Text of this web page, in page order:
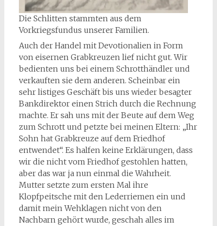
Die Schlitten stammten aus dem
Vorkriegsfundus unserer Familien.
Auch der Handel mit Devotionalien in Form
von eisernen Grabkreuzen lief nicht gut. Wir
bedienten uns bei einem Schrotthändler und
verkauften sie dem anderen. Scheinbar ein
sehr listiges Geschäft bis uns wieder besagter
Bankdirektor einen Strich durch die Rechnung
machte. Er sah uns mit der Beute auf dem Weg
zum Schrott und petzte bei meinen Eltern: „Ihr
Sohn hat Grabkreuze auf dem Friedhof
entwendet“. Es halfen keine Erklärungen, dass
wir die nicht vom Friedhof gestohlen hatten,
aber das war ja nun einmal die Wahrheit.
Mutter setzte zum ersten Mal ihre
Klopfpeitsche mit den Lederriemen ein und
damit mein Wehklagen nicht von den
Nachbarn gehört wurde, geschah alles im